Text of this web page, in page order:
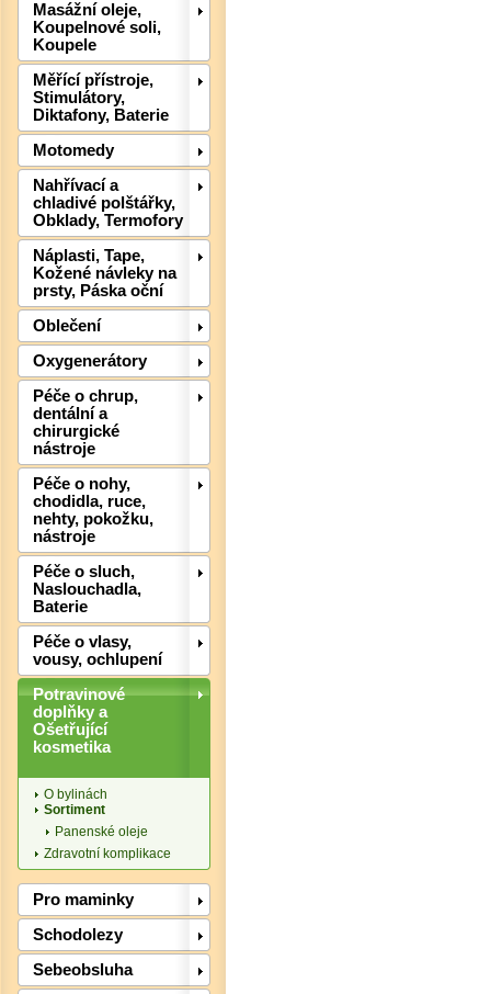
Masážní oleje,
Koupelnové soli,
Koupele
Měřící přístroje,
Stimulátory,
Diktafony, Baterie
Motomedy
Nahřívací a
chladivé polštářky,
Obklady, Termofory
Náplasti, Tape,
Kožené návleky na
prsty, Páska oční
Oblečení
Oxygenerátory
Péče o chrup,
dentální a
chirurgické
nástroje
Péče o nohy,
chodidla, ruce,
nehty, pokožku,
nástroje
Péče o sluch,
Naslouchadla,
Baterie
Péče o vlasy,
vousy, ochlupení
Potravinové
doplňky a
Ošetřující
kosmetika
O bylinách
Sortiment
Panenské oleje
Zdravotní komplikace
Pro maminky
Schodolezy
Sebeobsluha